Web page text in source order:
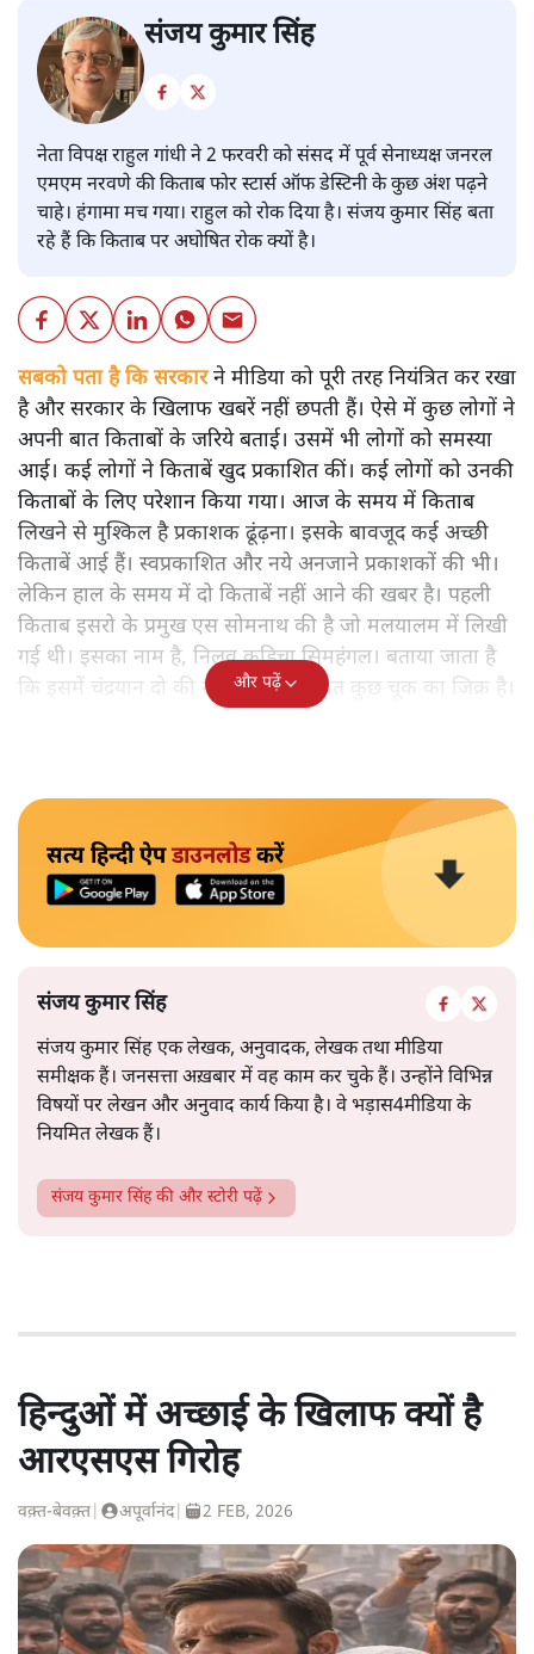
संजय कुमार सिंह
नेता विपक्ष राहुल गांधी ने 2 फरवरी को संसद में पूर्व सेनाध्यक्ष जनरल
एमएम नरवणे की किताब फोर स्टार्स ऑफ डेस्टिनी के कुछ अंश पढ़ने
चाहे। हंगामा मच गया। राहुल को रोक दिया है। संजय कुमार सिंह बता
रहे हैं कि किताब पर अघोषित रोक क्यों है।
सबको पता है कि सरकारने मीडिया को पूरी तरह नियंत्रित कर रखा
है और सरकार के खिलाफ खबरें नहीं छपती हैं। ऐसे में कुछ लोगों ने
अपनी बात किताबों के जरिये बताई। उसमें भी लोगों को समस्या
आई। कई लोगों ने किताबें खुद प्रकाशित कीं। कई लोगों को उनकी
किताबों के लिए परेशान किया गया। आज के समय में किताब
लिखने से मुश्किल है प्रकाशक ढूंढ़ना। इसके बावजूद कई अच्छी
किताबें आई हैं। स्वप्रकाशित और नये अनजाने प्रकाशकों की भी।
लेकिन हाल के समय में दो किताबें नहीं आने की खबर है। पहली
किताब इसरो के प्रमुख एस सोमनाथ की है जो मलयालम में लिखी
गई थी। इसका नाम है, निलवु कुडिचा सिमहंगल। बताया जाता है
कि इसमें चंद्रयान दो की नाकामी से संबंधित कुछ चूक का जिक्र है।
और पढ़ें
सत्य हिन्दी ऐपडाउनलोडकरें
संजय कुमार सिंह
संजय कुमार सिंह एक लेखक, अनुवादक, लेखक तथा मीडिया
समीक्षक हैं। जनसत्ता अख़बार में वह काम कर चुके हैं। उन्होंने विभिन्न
विषयों पर लेखन और अनुवाद कार्य किया है। वे भड़ास4मीडिया के
नियमित लेखक हैं।
संजय कुमार सिंहकी और स्टोरी पढ़ें
हिन्दुओं में अच्छाई के खिलाफ क्यों है
आरएसएस गिरोह
वक़्त-बेवक़्त अपूर्वानंद| 2 FEB, 2026